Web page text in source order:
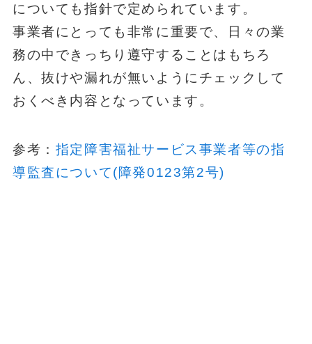
についても指針で定められています。
事業者にとっても非常に重要で、日々の業
務の中できっちり遵守することはもちろ
ん、抜けや漏れが無いようにチェックして
おくべき内容となっています。
参考： 指定障害福祉サービス事業者等の指
導監査について(障発0123第2号)